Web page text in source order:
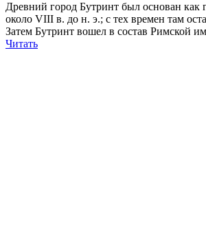
Древний город Бутринт был основан как
около VIII в. до н. э.; с тех времен там
Затем Бутринт вошел в состав Римской
Читать